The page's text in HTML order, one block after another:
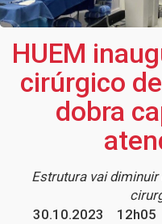
HUEM
cirúrgico
dobra
Estrutura vai
30.10.2023
12h05